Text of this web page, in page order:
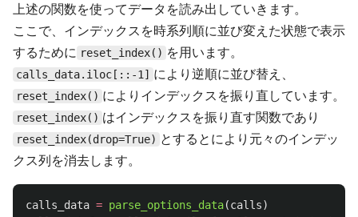
上述の関数を使ってデータを読み出していきます。
ここで、インデックスを時系列順に並び変えた状態で表示
するために reset_index() を用います。
calls_data.iloc[::-1] により逆順に並び替え、
reset_index() によりインデックスを振り直しています。
reset_index() はインデックスを振り直す関数であり
reset_index(drop=True) とするとにより元々のインデッ
クス列を消去します。
calls_data = parse_options_data(calls)